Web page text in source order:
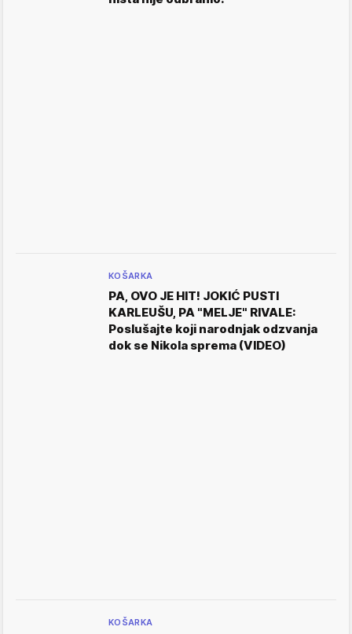
KOŠARKA
PA, OVO JE HIT! JOKIĆ PUSTI
KARLEUŠU, PA "MELJE" RIVALE:
Poslušajte koji narodnjak odzvanja
dok se Nikola sprema (VIDEO)
KOŠARKA